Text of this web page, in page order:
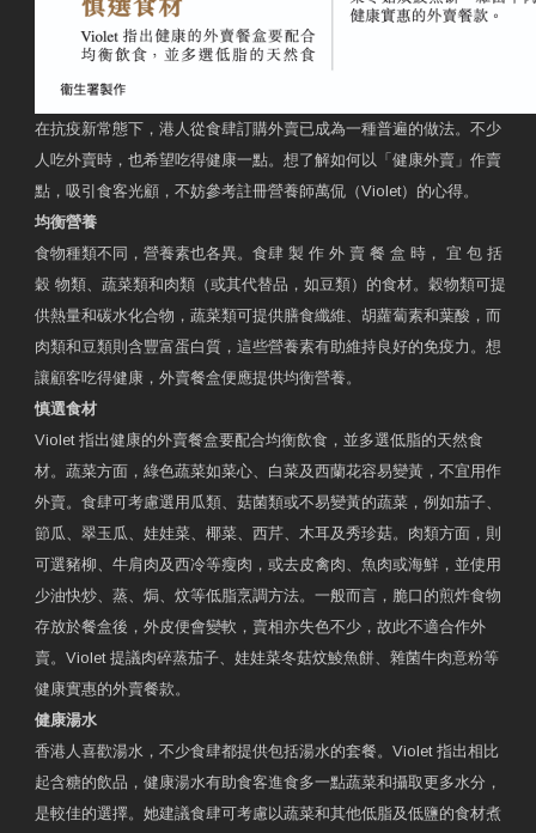
在抗疫新常態下，港人從食肆訂購外賣已成為一種普遍的做法。不少
人吃外賣時，也希望吃得健康一點。想了解如何以「健康外賣」作賣
點，吸引食客光顧，不妨參考註冊營養師萬侃（Violet）的心得。
均衡營養
食物種類不同，營養素也各異。食肆 製 作 外 賣 餐 盒 時， 宜 包 括
穀 物類、蔬菜類和肉類（或其代替品，如豆類）的食材。穀物類可提
供熱量和碳水化合物，蔬菜類可提供膳食纖維、胡蘿蔔素和葉酸，而
肉類和豆類則含豐富蛋白質，這些營養素有助維持良好的免疫力。想
讓顧客吃得健康，外賣餐盒便應提供均衡營養。
慎選食材
Violet 指出健康的外賣餐盒要配合均衡飲食，並多選低脂的天然食
材。蔬菜方面，綠色蔬菜如菜心、白菜及西蘭花容易變黃，不宜用作
外賣。食肆可考慮選用瓜類、菇菌類或不易變黃的蔬菜，例如茄子、
節瓜、翠玉瓜、娃娃菜、椰菜、西芹、木耳及秀珍菇。肉類方面，則
可選豬柳、牛肩肉及西冷等瘦肉，或去皮禽肉、魚肉或海鮮，並使用
少油快炒、蒸、焗、炆等低脂烹調方法。一般而言，脆口的煎炸食物
存放於餐盒後，外皮便會變軟，賣相亦失色不少，故此不適合作外
賣。Violet 提議肉碎蒸茄子、娃娃菜冬菇炆鯪魚餅、雜菌牛肉意粉等
健康實惠的外賣餐款。
健康湯水
香港人喜歡湯水，不少食肆都提供包括湯水的套餐。Violet 指出相比
起含糖的飲品，健康湯水有助食客進食多一點蔬菜和攝取更多水分，
是較佳的選擇。她建議食肆可考慮以蔬菜和其他低脂及低鹽的食材煮